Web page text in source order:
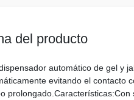
del producto
automático de gel y
evitando el contacto